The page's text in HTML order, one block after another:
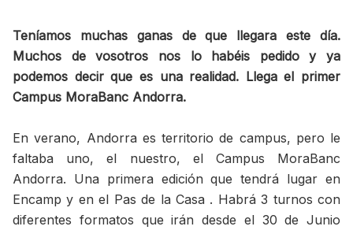
Teníamos muchas ganas de que llegara este día.
Muchos de vosotros nos lo habéis pedido y ya
podemos decir que es una realidad. Llega el primer
Campus MoraBanc Andorra.
En verano, Andorra es territorio de campus, pero le
faltaba uno, el nuestro, el Campus MoraBanc
Andorra. Una primera edición que tendrá lugar en
Encamp y en el Pas de la Casa . Habrá 3 turnos con
diferentes formatos que irán desde el 30 de Junio